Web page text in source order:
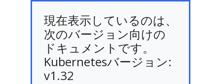
現在表示しているのは、
次のバージョン向けの
ドキュメントです。
Kubernetesバージョン:
v1.32